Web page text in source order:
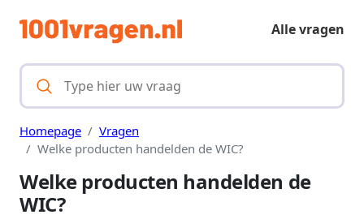
Alle vragen
Homepage
Vragen
Welke producten handelden de WIC?
Welke producten handelden de
WIC?